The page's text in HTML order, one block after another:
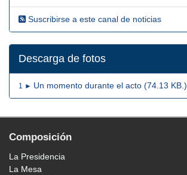
Suscribirse a este canal de noticias
Descarga de fotos
1 ► Un momento durante el acto (74.13 KB.)
Composición
La Presidencia
La Mesa